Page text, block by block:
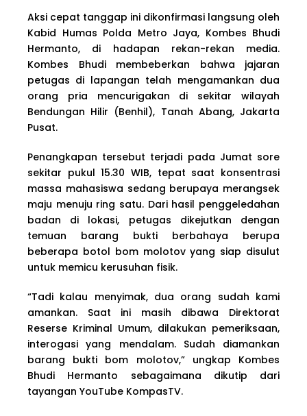
Aksi cepat tanggap ini dikonfirmasi langsung oleh
Kabid Humas Polda Metro Jaya, Kombes Bhudi
Hermanto, di hadapan rekan-rekan media.
Kombes Bhudi membeberkan bahwa jajaran
petugas di lapangan telah mengamankan dua
orang pria mencurigakan di sekitar wilayah
Bendungan Hilir (Benhil), Tanah Abang, Jakarta
Pusat.
Penangkapan tersebut terjadi pada Jumat sore
sekitar pukul 15.30 WIB, tepat saat konsentrasi
massa mahasiswa sedang berupaya merangsek
maju menuju ring satu. Dari hasil penggeledahan
badan di lokasi, petugas dikejutkan dengan
temuan barang bukti berbahaya berupa
beberapa botol bom molotov yang siap disulut
untuk memicu kerusuhan fisik.
“Tadi kalau menyimak, dua orang sudah kami
amankan. Saat ini masih dibawa Direktorat
Reserse Kriminal Umum, dilakukan pemeriksaan,
interogasi yang mendalam. Sudah diamankan
barang bukti bom molotov,” ungkap Kombes
Bhudi Hermanto sebagaimana dikutip dari
tayangan YouTube KompasTV.